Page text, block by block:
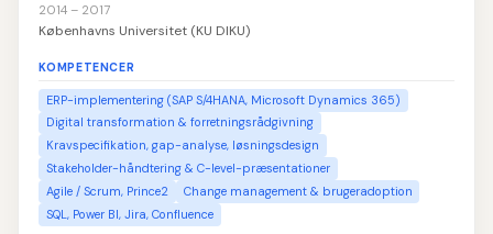
2014 – 2017
Københavns Universitet (KU DIKU)
KOMPETENCER
ERP-implementering (SAP S/4HANA, Microsoft Dynamics 365)
Digital transformation & forretningsrådgivning
Kravspecifikation, gap-analyse, løsningsdesign
Stakeholder-håndtering & C-level-præsentationer
Agile / Scrum, Prince2
Change management & brugeradoption
SQL, Power BI, Jira, Confluence